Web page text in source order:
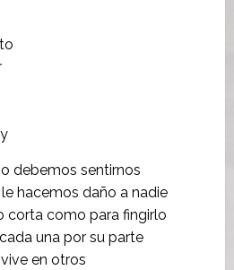
debemos sentirnos
hacemos daño a nadie
corta como para fingirlo
una por su parte
en otros